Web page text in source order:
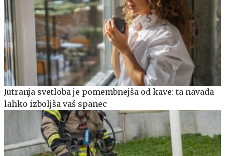
Jutranja svetloba je pomembnejša od kave: ta navada
lahko izboljša vaš spanec